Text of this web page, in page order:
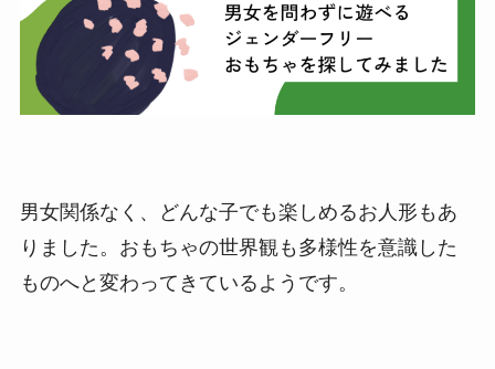
男女関係なく、どんな子でも楽しめるお人形もあ
りました。おもちゃの世界観も多様性を意識した
ものへと変わってきているようです。